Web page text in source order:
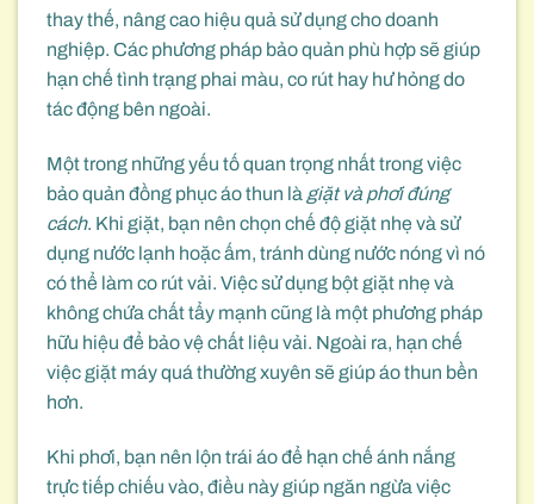
thay thế, nâng cao hiệu quả sử dụng cho doanh
nghiệp. Các phương pháp bảo quản phù hợp sẽ giúp
hạn chế tình trạng phai màu, co rút hay hư hỏng do
tác động bên ngoài.
Một trong những yếu tố quan trọng nhất trong việc
bảo quản đồng phục áo thun là giặt và phơi đúng
cách. Khi giặt, bạn nên chọn chế độ giặt nhẹ và sử
dụng nước lạnh hoặc ấm, tránh dùng nước nóng vì nó
có thể làm co rút vải. Việc sử dụng bột giặt nhẹ và
không chứa chất tẩy mạnh cũng là một phương pháp
hữu hiệu để bảo vệ chất liệu vải. Ngoài ra, hạn chế
việc giặt máy quá thường xuyên sẽ giúp áo thun bền
hơn.
Khi phơi, bạn nên lộn trái áo để hạn chế ánh nắng
trực tiếp chiếu vào, điều này giúp ngăn ngừa việc